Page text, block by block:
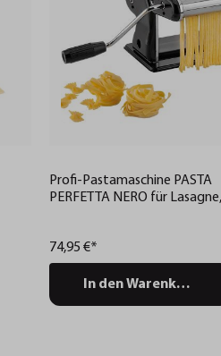
Profi-Pastamaschine PASTA
PERFETTA NERO für Lasagne,
74,95 €*
In den Warenkorb